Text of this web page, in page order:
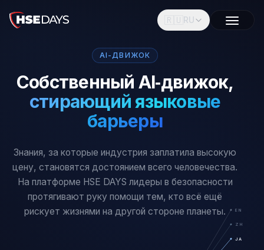
🇷🇺RU
AI-ДВИЖОК
Собственный AI‑движок,
стирающий языковые
барьеры
Знания, за которые индустрия заплатила высокую
цену, становятся достоянием всего человечества.
На платформе HSE DAYS лидеры в безопасности
протягивают руку помощи тем, кто всё ещё
рискует жизнями на другой стороне планеты.
EN
ZH
JA